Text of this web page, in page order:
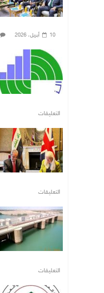
10 أبريل، 2026
التعليقات
التعليقات
التعليقات